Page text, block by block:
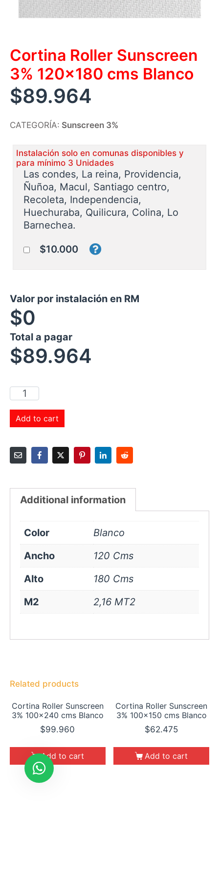
Cortina Roller Sunscreen
3% 120×180 cms Blanco
$89.964
CATEGORÍA: Sunscreen 3%
Instalación solo en comunas disponibles y
para mínimo 3 Unidades
Las condes, La reina, Providencia,
Ñuñoa, Macul, Santiago centro,
Recoleta, Independencia,
Huechuraba, Quilicura, Colina, Lo
Barnechea.
$10.000
Valor por instalación en RM
$0
Total a pagar
$89.964
Add to cart
Additional information
Color
Blanco
Ancho
120 Cms
Alto
180 Cms
M2
2,16 MT2
Related products
Cortina Roller Sunscreen
3% 100×240 cms Blanco
$99.960
Add to cart
Cortina Roller Sunscreen
3% 100×150 cms Blanco
$62.475
Add to cart